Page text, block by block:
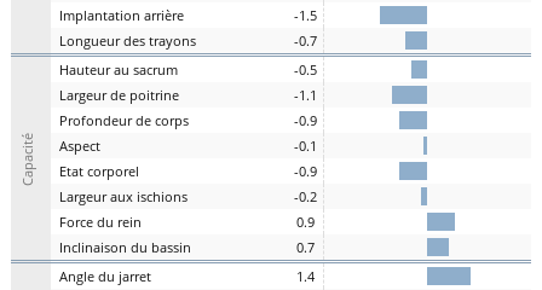
Implantation arrière
-1.5
Longueur des trayons -0.7
Capacité
Hauteur au sacrum
-0.5
Largeur de poitrine
-1.1
Profondeur de corps
-0.9
Aspect
-0.1
Etat corporel
-0.9
Largeur aux ischions
-0.2
Force du rein
0.9
Inclinaison du bassin 0.7
Angle du jarret
1.4